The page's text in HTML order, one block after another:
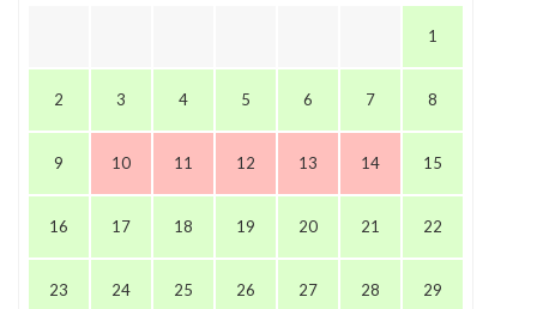
1
2 3 4 5 6 7 8
9 10 11 12 13 14 15
16 17 18 19 20 21 22
23 24 25 26 27 28 29